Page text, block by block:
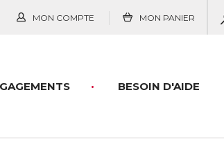
MON COMPTE MON PANIER
BESOIN D'AIDE